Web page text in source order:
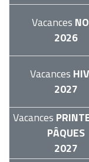
Vacances
2026
Vacances
2027
Vacances
PÂQUES
2027